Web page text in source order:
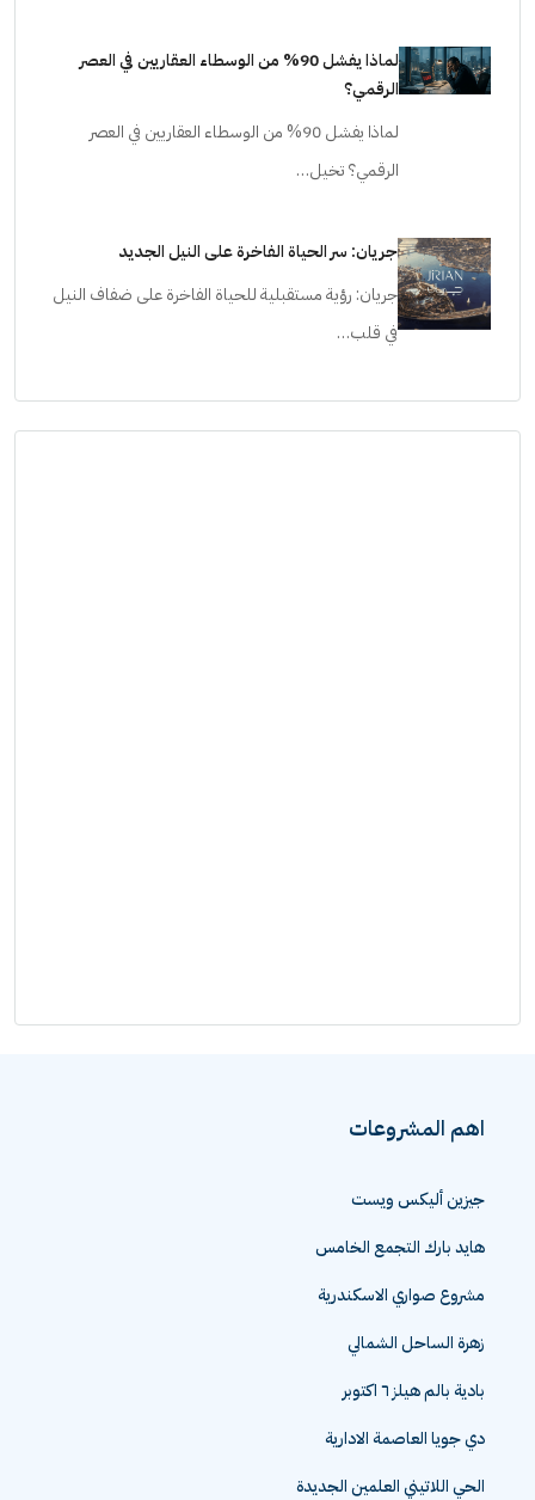
لماذا يفشل 90% من الوسطاء العقاريين في العصر
الرقمي؟
لماذا يفشل 90% من الوسطاء العقاريين في العصر
الرقمي؟ تخيل…
جريان: سر الحياة الفاخرة على النيل الجديد
جريان: رؤية مستقبلية للحياة الفاخرة على ضفاف النيل
في قلب…
اهم المشروعات
جيزين أليكس ويست
هايد بارك التجمع الخامس
مشروع صواري الاسكندرية
زهرة الساحل الشمالي
بادية بالم هيلز ٦ اكتوبر
دي جويا العاصمة الادارية
الحي اللاتيني العلمين الجديدة